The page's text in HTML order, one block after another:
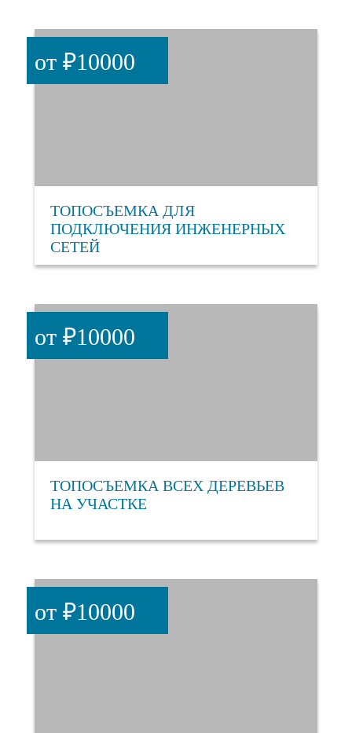
ТОПОСЪЕМКА ДЛЯ
ПОДКЛЮЧЕНИЯ ИНЖЕНЕРНЫХ
СЕТЕЙ
от ₽10000
ТОПОСЪЕМКА ВСЕХ ДЕРЕВЬЕВ
НА УЧАСТКЕ
от ₽10000
от ₽10000